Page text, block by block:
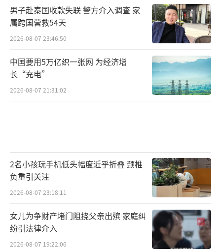
男子赴泰国收款失联 警方介入调查 家
属跨国营救54天
2026-08-07 23:46:50
中国要用5万亿织一张网 为经济增
长“充电”
2026-08-07 21:31:02
2名小孩玩手机低头幅度近乎折叠 颈椎
负重引关注
2026-08-07 23:18:11
女儿为争财产堵门阻挠父亲出殡 家庭纠
纷引法律介入
2026-08-07 19:22:06